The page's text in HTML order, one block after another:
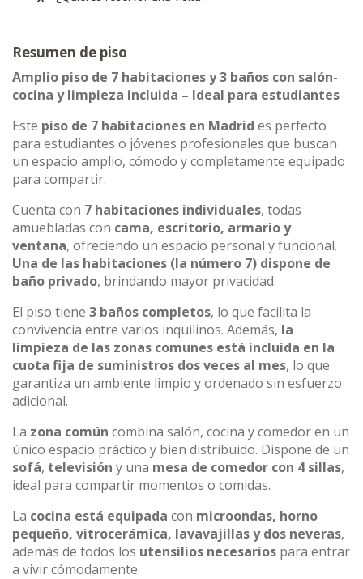
Resumen de piso
Amplio piso de 7 habitaciones y 3 baños con salón-
cocina y limpieza incluida – Ideal para estudiantes
Este piso de 7 habitaciones en Madrid es perfecto
para estudiantes o jóvenes profesionales que buscan
un espacio amplio, cómodo y completamente equipado
para compartir.
Cuenta con 7 habitaciones individuales, todas
amuebladas con cama, escritorio, armario y
ventana, ofreciendo un espacio personal y funcional.
Una de las habitaciones (la número 7) dispone de
baño privado, brindando mayor privacidad.
El piso tiene 3 baños completos, lo que facilita la
convivencia entre varios inquilinos. Además, la
limpieza de las zonas comunes está incluida en la
cuota fija de suministros dos veces al mes, lo que
garantiza un ambiente limpio y ordenado sin esfuerzo
adicional.
La zona común combina salón, cocina y comedor en un
único espacio práctico y bien distribuido. Dispone de un
sofá, televisión y una mesa de comedor con 4 sillas,
ideal para compartir momentos o comidas.
La cocina está equipada con microondas, horno
pequeño, vitrocerámica, lavavajillas y dos neveras,
además de todos los utensilios necesarios para entrar
a vivir cómodamente.